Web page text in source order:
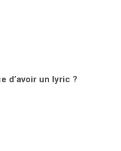
d’avoir un lyric ?